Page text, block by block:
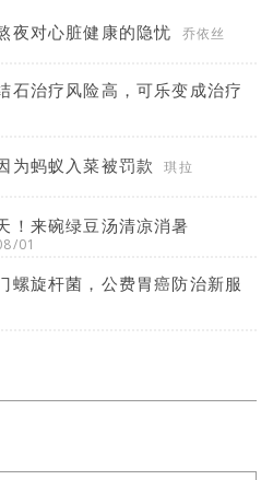
夜对心脏健康的隐忧
乔依丝
石治疗风险高，可乐变成治疗
为蚂蚁入菜被罚款
琪拉
！来碗绿豆汤清凉消暑
01
螺旋杆菌，公费胃癌防治新服